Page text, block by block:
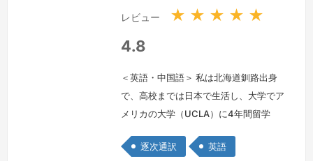
レビュー ★ ★ ★ ★ ★
4.8
＜英語・中国語＞ 私は北海道釧路出身
で、高校までは日本で生活し、大学でア
メリカの大学（UCLA）に4年間留学
の後中国語を話せるようになりたいと思
逐次通訳 英語